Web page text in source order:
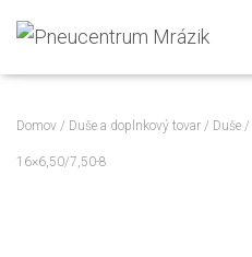
Domov / Duše a doplnkový tovar / Duše /
16×6,50/7,50-8